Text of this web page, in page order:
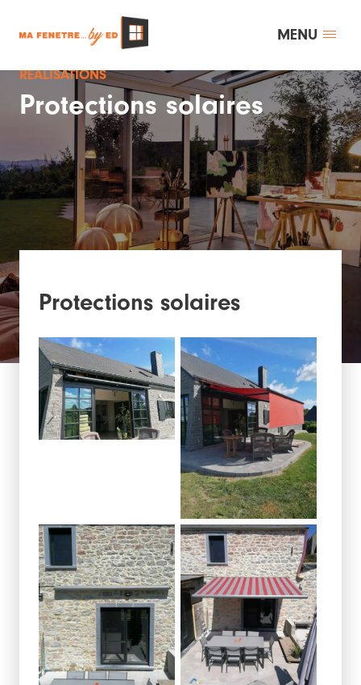
MENU
RÉALISATIONS
Protections solaires
Protections solaires